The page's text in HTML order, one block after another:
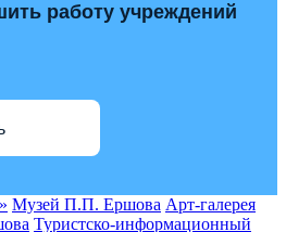
работу учреждений
Музей П.П. Ершова Арт-галерея
Туристско-информационный